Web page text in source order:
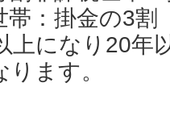
帯：掛金の3割
上になり20年
ます。